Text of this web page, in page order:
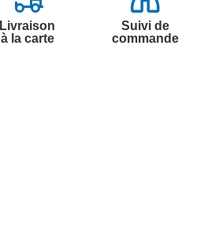
Livraison
à la carte
Suivi de
commande